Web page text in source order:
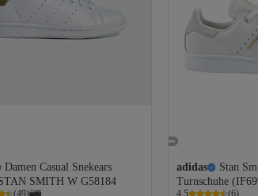
Damen Casual Snekears
SMITH W G58184
(49)
adidas
Stan
Turnschuhe
4.5 (6)